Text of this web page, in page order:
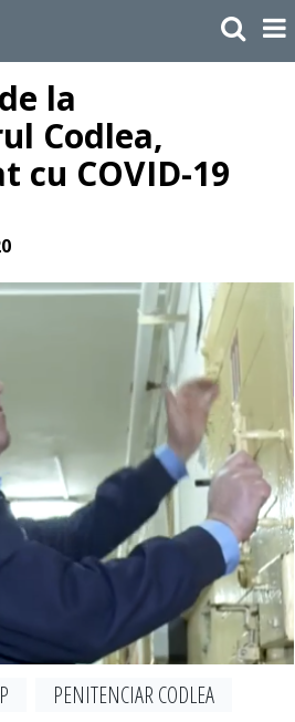
la
Codlea,
cu COVID-19
PENITENCIAR CODLEA